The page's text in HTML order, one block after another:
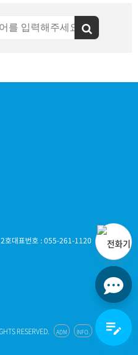
edit_note
호대표번호 : 055-261-1120
reserved. adm info.
채널